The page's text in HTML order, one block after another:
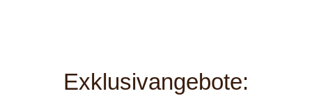
Exklusivangebote: